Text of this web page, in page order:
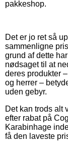
pakkeshop.
Det er jo ret så
sammenligne
grund af dette
nødsaget til at
deres produkter
og herrer –
uden gebyr.
Det kan trods alt
efter rabat på
Karabinhage
få den laveste